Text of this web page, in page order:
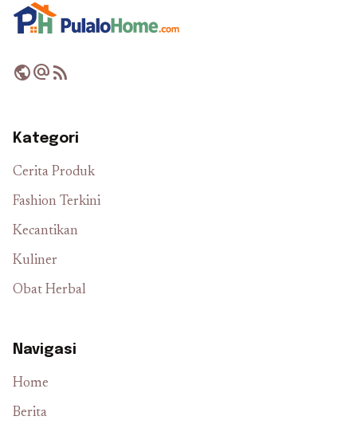
publicalternate_emailrss_feed
Kategori
Cerita Produk
Fashion Terkini
Kecantikan
Kuliner
Obat Herbal
Navigasi
Home
Berita